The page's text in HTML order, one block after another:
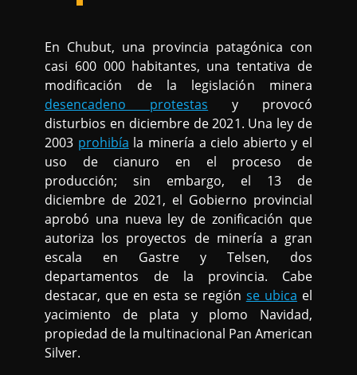
En Chubut, una provincia patagónica con
casi 600 000 habitantes, una tentativa de
modificación de la legislación minera
desencadeno protestas y provocó
disturbios en diciembre de 2021. Una ley de
2003 prohibía la minería a cielo abierto y el
uso de cianuro en el proceso de
producción; sin embargo, el 13 de
diciembre de 2021, el Gobierno provincial
aprobó una nueva ley de zonificación que
autoriza los proyectos de minería a gran
escala en Gastre y Telsen, dos
departamentos de la provincia. Cabe
destacar, que en esta se región se ubica el
yacimiento de plata y plomo Navidad,
propiedad de la multinacional Pan American
Silver.